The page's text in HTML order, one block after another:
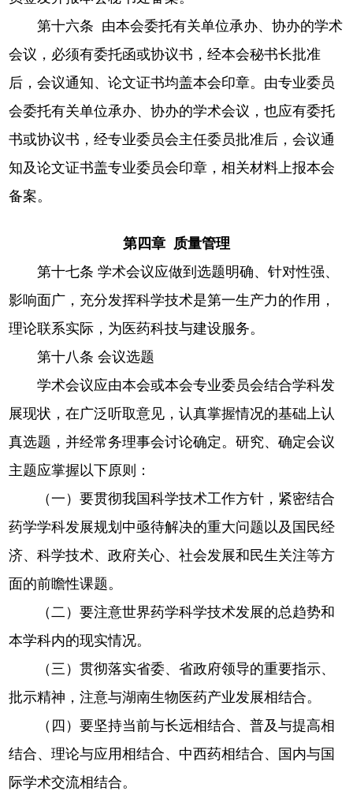
第十六条 由本会委托有关单位承办、协办的学术
会议，必须有委托函或协议书，经本会秘书长批准
后，会议通知、论文证书均盖本会印章。由专业委员
会委托有关单位承办、协办的学术会议，也应有委托
书或协议书，经专业委员会主任委员批准后，会议通
知及论文证书盖专业委员会印章，相关材料上报本会
备案。
第四章 质量管理
第十七条 学术会议应做到选题明确、针对性强、
影响面广，充分发挥科学技术是第一生产力的作用，
理论联系实际，为医药科技与建设服务。
第十八条 会议选题
学术会议应由本会或本会专业委员会结合学科发
展现状，在广泛听取意见，认真掌握情况的基础上认
真选题，并经常务理事会讨论确定。研究、确定会议
主题应掌握以下原则：
（一）要贯彻我国科学技术工作方针，紧密结合
药学学科发展规划中亟待解决的重大问题以及国民经
济、科学技术、政府关心、社会发展和民生关注等方
面的前瞻性课题。
（二）要注意世界药学科学技术发展的总趋势和
本学科内的现实情况。
（三）贯彻落实省委、省政府领导的重要指示、
批示精神，注意与湖南生物医药产业发展相结合。
（四）要坚持当前与长远相结合、普及与提高相
结合、理论与应用相结合、中西药相结合、国内与国
际学术交流相结合。